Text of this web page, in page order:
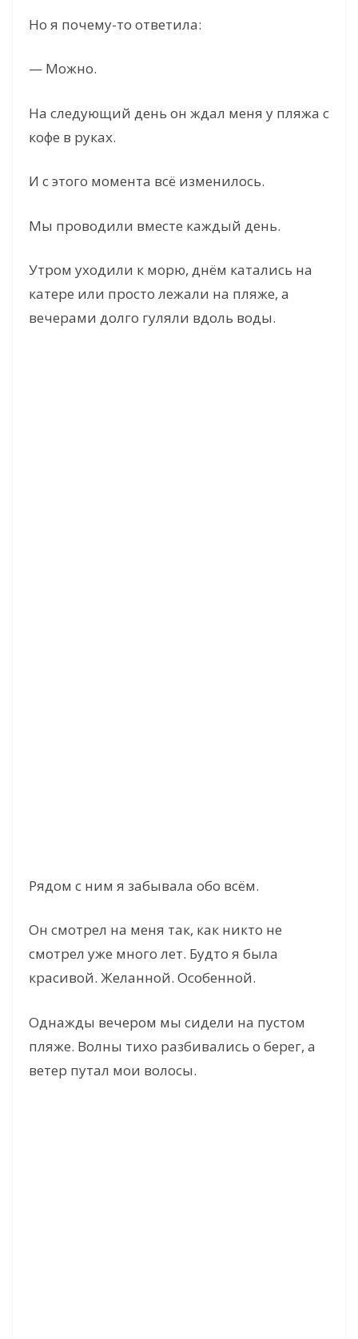
Но я почему-то ответила:
— Можно.
На следующий день он ждал меня у пляжа с
кофе в руках.
И с этого момента всё изменилось.
Мы проводили вместе каждый день.
Утром уходили к морю, днём катались на
катере или просто лежали на пляже, а
вечерами долго гуляли вдоль воды.
Рядом с ним я забывала обо всём.
Он смотрел на меня так, как никто не
смотрел уже много лет. Будто я была
красивой. Желанной. Особенной.
Однажды вечером мы сидели на пустом
пляже. Волны тихо разбивались о берег, а
ветер путал мои волосы.